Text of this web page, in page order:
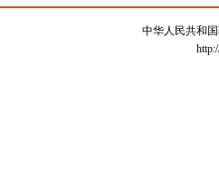
中华人民共和